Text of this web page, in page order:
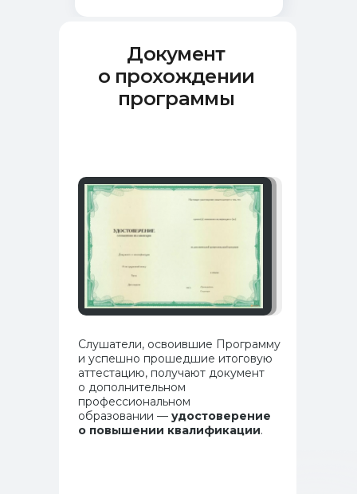
Документ
о прохождении
программы
Слушатели, освоившие Программу
и успешно прошедшие итоговую
аттестацию, получают документ
о дополнительном
профессиональном
образовании — удостоверение
о повышении квалификации.